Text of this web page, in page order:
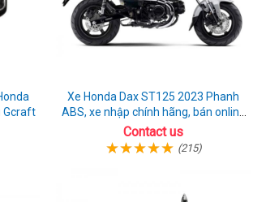
Gcraft
Xe Honda Dax ST125 2023 Phanh
ABS, xe nhập chính hãng, bán online
giá rẻ
Contact us
(215)